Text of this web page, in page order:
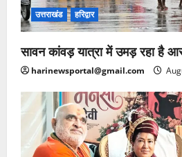
उत्तराखंड हरिद्वार
सावन कांवड़ यात्रा में उमड़ रहा है
harinewsportal@gmail.com